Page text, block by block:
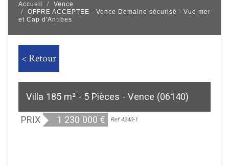
Accueil
Vence
OFFRE ACCEPTEE - Vence Domaine sécurisé - Vue mer
et Cap d'Antibes
< Retour
Villa 185 m² - 5 Pièces - Vence (06140)
PRIX 1 230 000 € Ref 4240-1